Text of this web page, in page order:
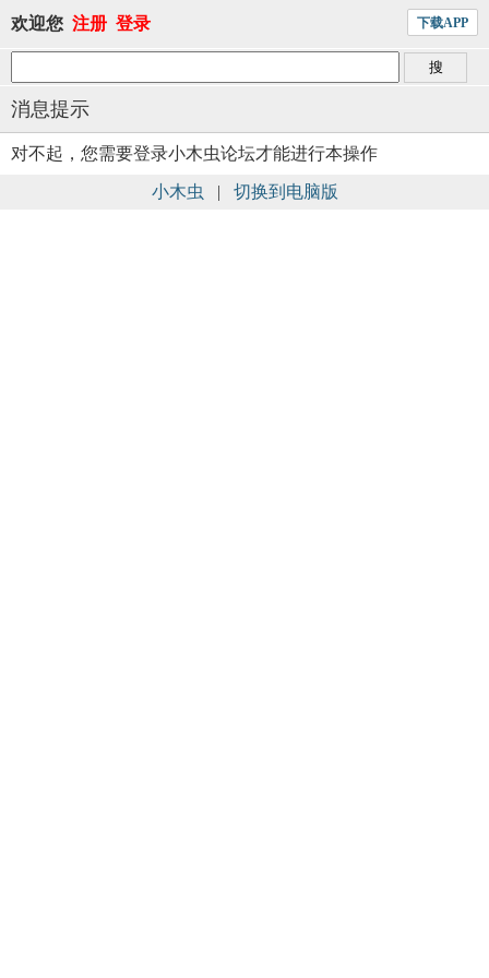
欢迎您 注册 登录 下载APP
消息提示
对不起，您需要登录小木虫论坛才能进行本操作
小木虫 | 切换到电脑版